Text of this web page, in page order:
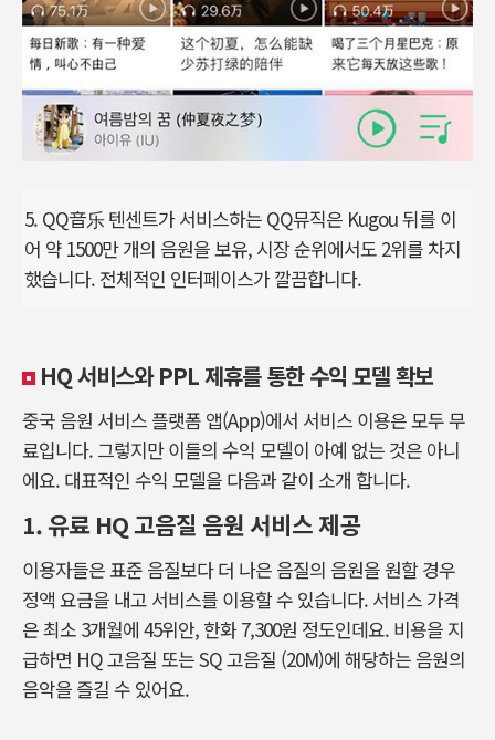
5. QQ音乐 텐센트가 서비스하는 QQ뮤직은 Kugou 뒤를 이
어 약 1500만 개의 음원을 보유, 시장 순위에서도 2위를 차지
했습니다. 전체적인 인터페이스가 깔끔합니다.
HQ 서비스와 PPL 제휴를 통한 수익 모델 확보
중국 음원 서비스 플랫폼 앱(App)에서 서비스 이용은 모두 무
료입니다. 그렇지만 이들의 수익 모델이 아예 없는 것은 아니
에요. 대표적인 수익 모델을 다음과 같이 소개 합니다.
1. 유료 HQ 고음질 음원 서비스 제공
이용자들은 표준 음질보다 더 나은 음질의 음원을 원할 경우
정액 요금을 내고 서비스를 이용할 수 있습니다. 서비스 가격
은 최소 3개월에 45위안, 한화 7,300원 정도인데요. 비용을 지
급하면 HQ 고음질 또는 SQ 고음질 (20M)에 해당하는 음원의
음악을 즐길 수 있어요.